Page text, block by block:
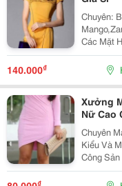
Chuyên:
Các Mặt
Cataloge
May
Giá Tốt
140.000₫
Xưởng
Nữ Cao
Chuyên
Kiểu Và Mọi Chất Liệu
Công
Mẫu Và Độ Khó
160-
₫